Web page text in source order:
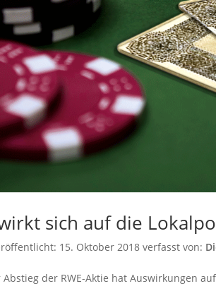
sich auf die
15. Oktober 2018 verfasst von:
der RWE-Aktie hat Auswirkungen